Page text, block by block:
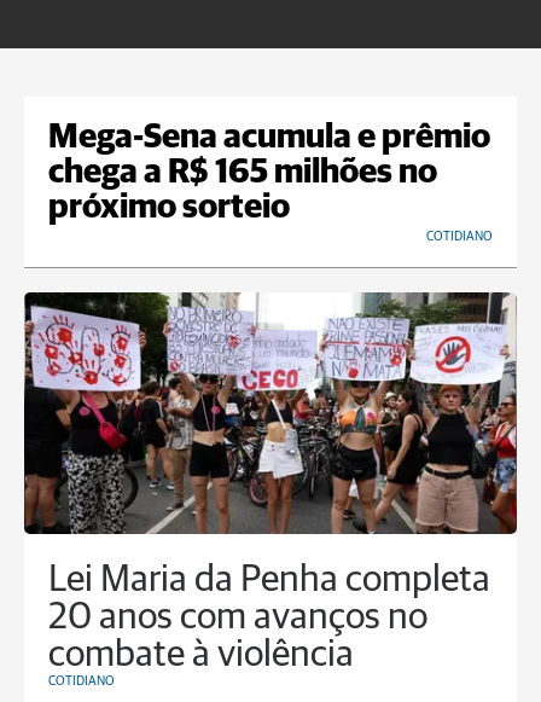
Mega-Sena acumula e prêmio
chega a R$ 165 milhões no
próximo sorteio
COTIDIANO
Lei Maria da Penha completa
20 anos com avanços no
combate à violência
COTIDIANO